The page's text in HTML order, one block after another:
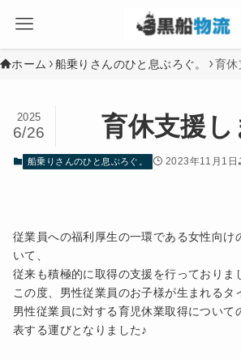
ホーム 船乗りさんのひと息ぶろぐ。 育休
育休支援し
2025
6/26
船乗りさんのひと息ぶろぐ。 2023年11月1日
従業員への福利厚生の一環である女性向け
いて、
従来も積極的に取得の支援を行っておりま
この度、男性従業員のお子様が生まれるタ
男性従業員に対する育児休業取得について
表する運びとなりました♪